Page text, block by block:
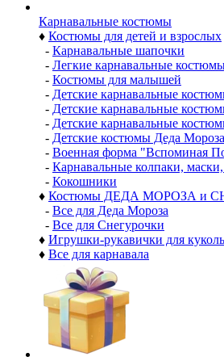
Карнавальные костюмы
♦ Костюмы для детей и взрослых
- Карнавальные шапочки
- Легкие карнавальные
- Костюмы для малышей
- Детские карнавальные
- Детские карнавальные
- Детские карнавальные
- Детские костюмы Деда
- Военная форма "Вспоминая
- Карнавальные колпаки,
- Кокошники
♦ Костюмы ДЕДА МОРОЗА и
- Все для Деда Мороза
- Все для Снегурочки
♦ Игрушки-рукавички для
♦ Все для карнавала